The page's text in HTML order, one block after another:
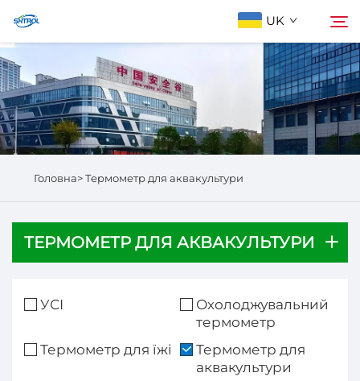
UK
Про Нас
Продукція
Пошук
Головна>Термометр для аквакультури
ТЕРМОМЕТР ДЛЯ АКВАКУЛЬТУРИ
УСІ
Охолоджувальний
термометр
Термометр для їжі
Термометр для
аквакультури